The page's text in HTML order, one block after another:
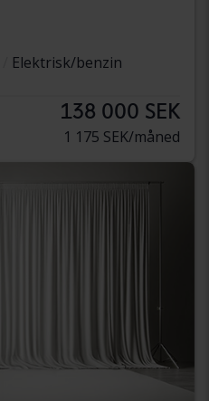
Elektrisk/benzin
138 000 SEK
1 175 SEK/måned